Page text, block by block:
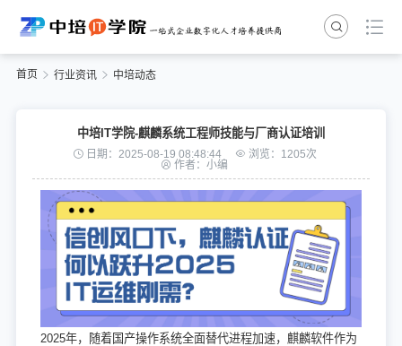
首页 行业资讯 中培动态
中培IT学院-麒麟系统工程师技能与厂商认证培训
日期：2025-08-19 08:48:44
浏览：1205次
作者：小编
2025年，随着国产操作系统全面替代进程加速，麒麟软件作为